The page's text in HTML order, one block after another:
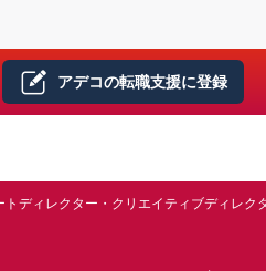
アデコの転職支援に登録
トディレクター・クリエイティブディレク